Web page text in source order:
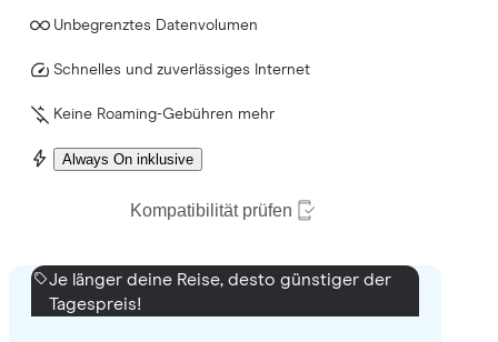
Unbegrenztes Datenvolumen
Schnelles und zuverlässiges Internet
Keine Roaming-Gebühren mehr
Always On inklusive
Kompatibilität prüfen
Je länger deine Reise, desto günstiger der
Tagespreis!